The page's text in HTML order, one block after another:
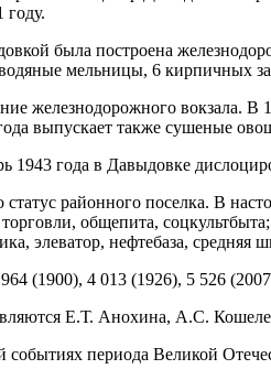
году.
была построена
мельницы, 6 кирпичных
железнодорожного вокзала.
выпускает также сушеные
1943 года в Давыдовке
статус районного поселка. В
общепита,
элеватор, нефтебаза, средняя
(1900), 4 013 (1926), 5 526
Е.Т. Анохина, А.С.
периода Великой